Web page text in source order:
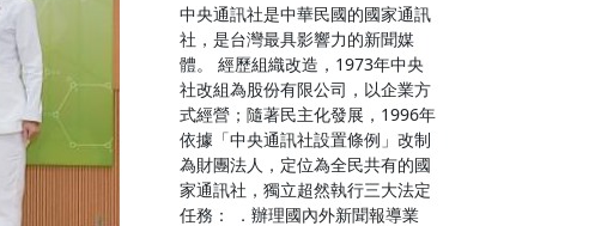
中央通訊社是中華民國的國家通訊
社，是台灣最具影響力的新聞媒
體。 經歷組織改造，1973年中央
社改組為股份有限公司，以企業方
式經營；隨著民主化發展，1996年
依據「中央通訊社設置條例」改制
為財團法人，定位為全民共有的國
家通訊社，獨立超然執行三大法定
任務： ．辦理國內外新聞報導業